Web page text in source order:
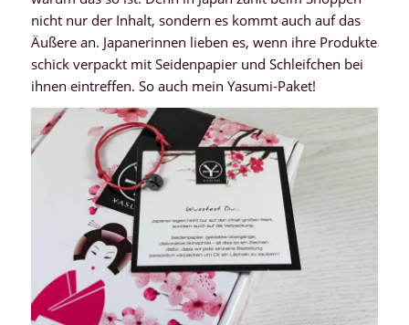
nicht nur der Inhalt, sondern es kommt auch auf das
Äußere an. Japanerinnen lieben es, wenn ihre Produkte
schick verpackt mit Seidenpapier und Schleifchen bei
ihnen eintreffen. So auch mein Yasumi-Paket!